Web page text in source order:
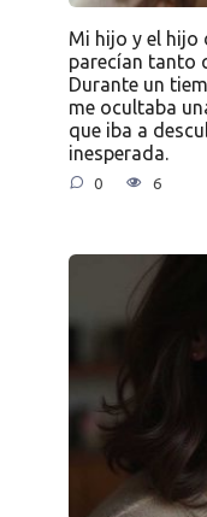
Mi hijo y el hijo
parecían tanto
Durante un
me ocultaba
que iba a
inesperada.
0 6